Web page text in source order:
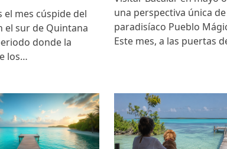
el mes cúspide del
el sur de Quintana
donde la
los…
una perspectiva única
paradisíaco Pueblo
Este mes, a las puertas